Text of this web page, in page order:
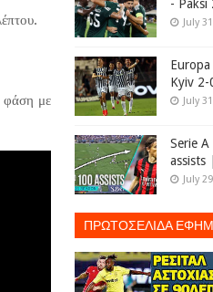
φάση με
-
July
Kyiv
July
Serie
assists
July
ΠΡΩΤΟΣΕΛΙΔΑ